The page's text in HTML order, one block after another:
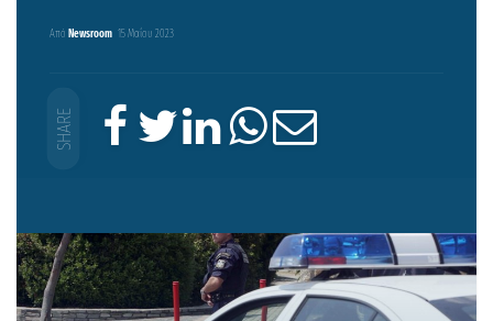
Από Newsroom 15 Μαΐου 2023